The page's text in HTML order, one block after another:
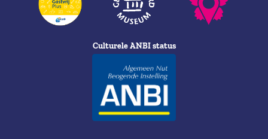
Culturele ANBI status